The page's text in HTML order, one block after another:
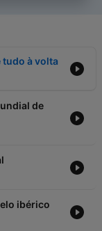
tudo à volta
de
ibérico